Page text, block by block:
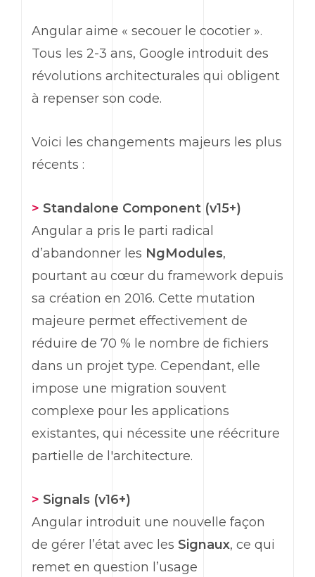
Angular aime « secouer le cocotier ».
Tous les 2-3 ans, Google introduit des
révolutions architecturales qui obligent
à repenser son code.
Voici les changements majeurs les plus
récents :
> Standalone Component (v15+)
Angular a pris le parti radical
d’abandonner les NgModules,
pourtant au cœur du framework depuis
sa création en 2016. Cette mutation
majeure permet effectivement de
réduire de 70 % le nombre de fichiers
dans un projet type. Cependant, elle
impose une migration souvent
complexe pour les applications
existantes, qui nécessite une réécriture
partielle de l'architecture.
> Signals (v16+)
Angular introduit une nouvelle façon
de gérer l’état avec les Signaux, ce qui
remet en question l’usage